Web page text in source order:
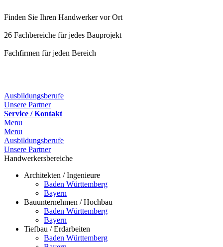
Finden Sie Ihren Handwerker vor Ort
26 Fachbereiche für jedes Bauprojekt
Fachfirmen für jeden Bereich
Ausbildungsberufe
Unsere Partner
Service / Kontakt
Menu
Menu
Ausbildungsberufe
Unsere Partner
Handwerkersbereiche
Architekten / Ingenieure
Baden Württemberg
Bayern
Bauunternehmen / Hochbau
Baden Württemberg
Bayern
Tiefbau / Erdarbeiten
Baden Württemberg